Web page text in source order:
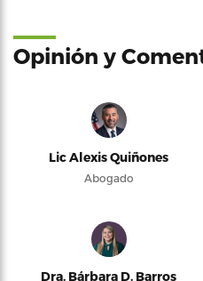
Opinión y
Lic Alexis Quiñones
Abogado
Dra. Bárbara D. Barros